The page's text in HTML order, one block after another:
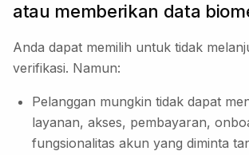
atau memberikan data
Anda dapat memilih untuk tidak
verifikasi. Namun:
Pelanggan mungkin tidak dapat
layanan, akses, pembayaran,
fungsionalitas akun yang diminta